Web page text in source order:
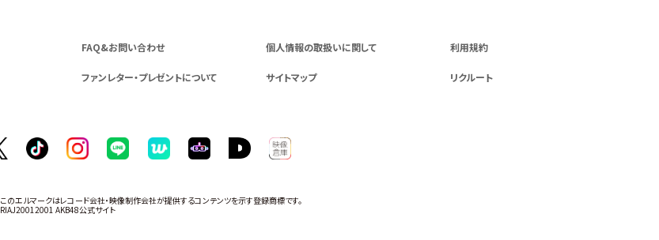
FAQ&お問い合わせ 個人情報の取扱いに関して 利用規約
ファンレター・プレゼントについて サイトマップ リクルート
このエルマークはレコード会社・映像制作会社が提供するコンテンツを示す登録商標です。
RIAJ20012001 AKB48公式サイト